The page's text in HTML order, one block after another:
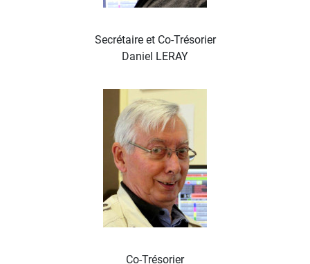
Secrétaire et Co-Trésorier
Daniel LERAY
Co-Trésorier